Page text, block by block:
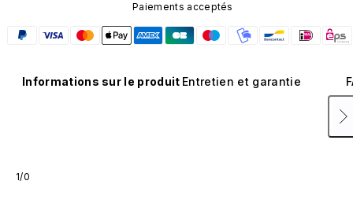
Paiements acceptés
Informations sur le produit Entretien et garantie
1/0